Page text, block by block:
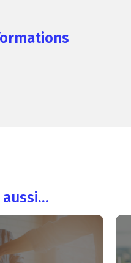
aussi…